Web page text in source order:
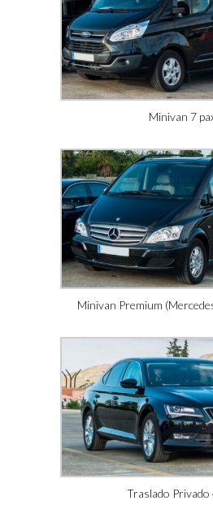
Minivan 7
Minivan Premium
Traslado Privado